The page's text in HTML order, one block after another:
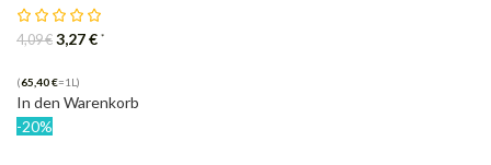
4,09€ 3,27€ *
(65,40€=1L)
In den Warenkorb
-20%